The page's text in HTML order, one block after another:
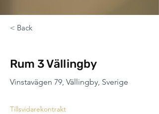
< Back
Rum 3 Vällingby
Vinstavägen 79, Vällingby, Sverige
Tillsvidarekontrakt